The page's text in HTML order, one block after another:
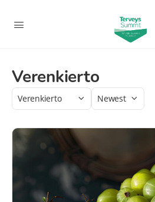
Verenkierto
Category
Sort